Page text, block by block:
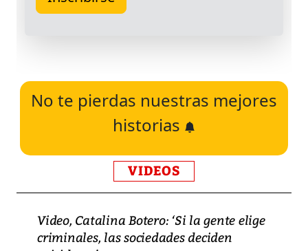
No te pierdas nuestras mejores
historias
VIDEOS
Video, Catalina Botero: ‘Si la gente elige
criminales, las sociedades deciden